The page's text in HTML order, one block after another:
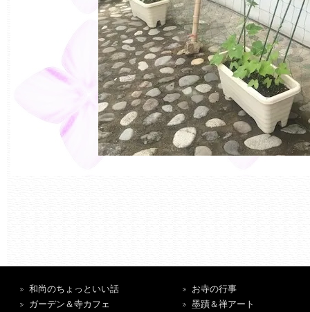
和尚のちょっといい話
ガーデン＆寺カフェ
お寺の行事
墨蹟＆禅アート